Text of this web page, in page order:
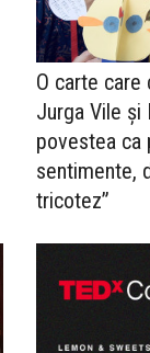
O carte care
Jurga Vile și
povestea ca
sentimente,
tricotez”